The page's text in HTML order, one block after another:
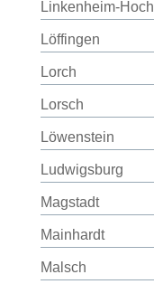
Linkenheim-
Löffingen
Lorch
Lorsch
Löwenstein
Ludwigsburg
Magstadt
Mainhardt
Malsch